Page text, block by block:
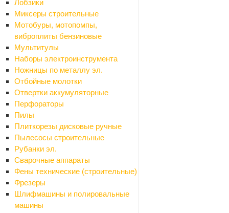
Лобзики
Миксеры строительные
Мотобуры, мотопомпы,
виброплиты бензиновые
Мультитулы
Наборы электроинструмента
Ножницы по металлу эл.
Отбойные молотки
Отвертки аккумуляторные
Перфораторы
Пилы
Плиткорезы дисковые ручные
Пылесосы строительные
Рубанки эл.
Сварочные аппараты
Фены технические (строительные)
Фрезеры
Шлифмашины и полировальные
машины
Email
Вопрос
Я согласен наобработку персональных данных
ОТПРАВИТЬ